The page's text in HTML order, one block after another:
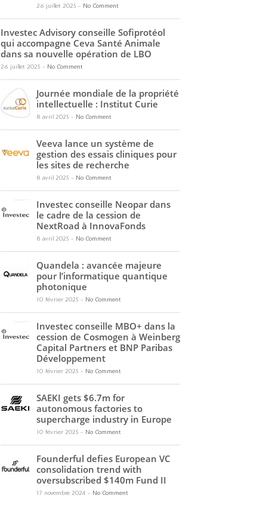
26 juillet 2025- No Comment
Investec Advisory conseille Sofiprotéol
qui accompagne Ceva Santé Animale
dans sa nouvelle opération de LBO
26 juillet 2025- No Comment
Journée mondiale de la propriété
intellectuelle : Institut Curie
8 avril 2025- No Comment
Veeva lance un système de
gestion des essais cliniques pour
les sites de recherche
8 avril 2025- No Comment
Investec conseille Neopar dans
le cadre de la cession de
NextRoad à InnovaFonds
8 avril 2025- No Comment
Quandela : avancée majeure
pour l’informatique quantique
photonique
10 février 2025- No Comment
Investec conseille MBO+ dans la
cession de Cosmogen à Weinberg
Capital Partners et BNP Paribas
Développement
10 février 2025- No Comment
SAEKI gets $6.7m for
autonomous factories to
supercharge industry in Europe
10 février 2025- No Comment
Founderful defies European VC
consolidation trend with
oversubscribed $140m Fund II
17 novembre 2024 - No Comment